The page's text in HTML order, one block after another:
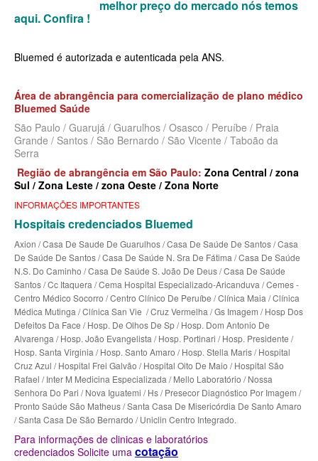
MEDICAL HEALTH PLANO DE SAÚDE EMPRESARIAL
NEXT SEISA PLANO DE SAÚDE EMPRESARIAL
OMINT PLANO DE SAÚDE EMPRESARIAL
ONE HEALTH PLANO DE SAÚDE EMPRESARIAL
PORTO SEGURO PLANO DE SAÚDE EMPRESARIAL
SANTA CASA DE MAUÁ PLANO DE SAÚDE EMPRESARIAL
SANTARIS PLANO DE SAÚDE EMPRESARIAL
SANTA HELENA PLANO DE SAÚDE EMPRESARIAL
SÃO CRISTOVÃO PLANO DE SAÚDE EMPRESARIAL
SÃO MIGUEL PLANO DE SAÚDE EMPRESARIAL
SISTEMAS PLANO DE SAÚDE EMPRESARIAL
SOMPO PLANO DE SAÚDE EMPRESARIAL
SULAMERICA PLANO DE SAÚDE EMPRESARIAL
TOTAL MEDCARE PLANO DE SAÚDE EMPRESARIAL
PLANO DE SAÚDE INDIVIDUAL
BIO SAÚDE PLANO DE SAÚDE INDIVIDUAL
BIOVIDA PLANO DE SAÚDE INDIVIDUAL
BLUE MED PLANO DE SAÚDE INDIVIDUAL
CLASSES PLANO DE SAÚDE INDIVIDUAL
CUIDAR ME PLANO DE SAÚDE INDIVIDUAL
GARANTIA GS PLANO INDIVIDUAL
melhor preço do mercado nós temos
aqui.Confira !
Bluemed é autorizada e autenticada pela ANS.
Área de abrangência para comercialização de plano médico
Bluemed Saúde
São Paulo / Guarujá / Guarulhos / Osasco / Peruíbe / Praia
Grande / Santos / São Bernardo / São Vicente / Taboão da
Serra
Região de abrangência em São Paulo: Zona Central / zona
Sul / Zona Leste / zona Oeste / Zona Norte
INFORMAÇÕES IMPORTANTES
Hospitais credenciados Bluemed
Axion / Casa De Saude De Guarulhos / Casa De Saúde De Santos / Casa
De Saúde De Santos / Casa De Saúde N. Sra De Fátima / Casa De Saúde
N.S. Do Caminho / Casa De Saúde S. João De Deus / Casa De Saúde
Santos / Cc Itaquera / Cema Hospital Especializado-Aricanduva / Cemes -
Centro Médico Socorro / Centro Clínico De Peruíbe / Clínica Maia / Clínica
Médica Mutinga / Clínica San Vie / Cruz Vermelha / Gs Imagem / Hosp Dos
Defeitos Da Face / Hosp. De Olhos De Sp / Hosp. Dom Antonio De
Alvarenga / Hosp. João Evangelista / Hosp. Portinari / Hosp. Presidente /
Hosp. Santa Virginia / Hosp. Santo Amaro / Hosp. Stella Maris / Hospital
Cruz Azul / Hospital Frei Galvão / Hospital Oito De Maio / Hospital São
Rafael / Inter M Medicina Especializada / Mello Laboratório / Nossa
Senhora Do Pari / Nova Iguatemi / Hs / Presecor Diagnóstico Por Imagem /
Pronto Saúde São Matheus / Santa Casa De Misericórdia De Santo Amaro
/ Santa Casa De São Bernardo / Uniclin Centro Integrado.
Para informações de clinicas e laboratórios
credenciados Solicite uma cotação